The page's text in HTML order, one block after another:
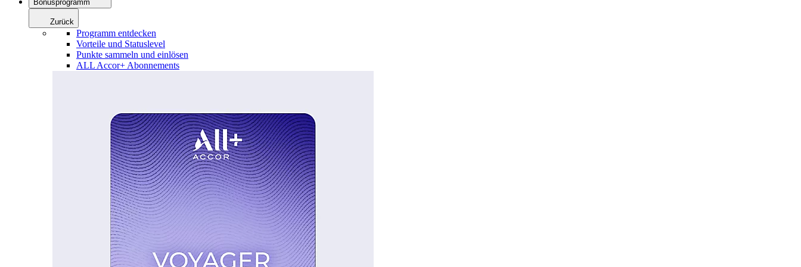
Bonusprogramm
Zurück
Programm entdecken
Vorteile und Statuslevel
Punkte sammeln und einlösen
ALL Accor+ Abonnements